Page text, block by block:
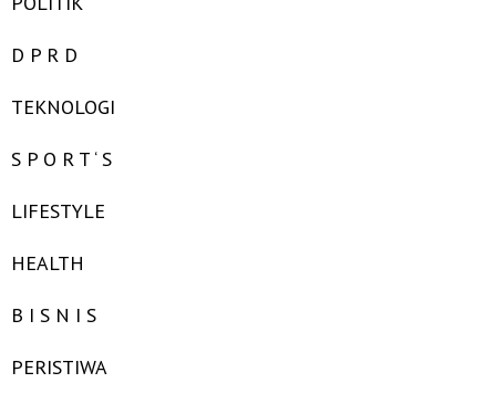
D P R D
TEKNOLOGI
S P O R T ‘ S
LIFESTYLE
HEALTH
B I S N I S
PERISTIWA